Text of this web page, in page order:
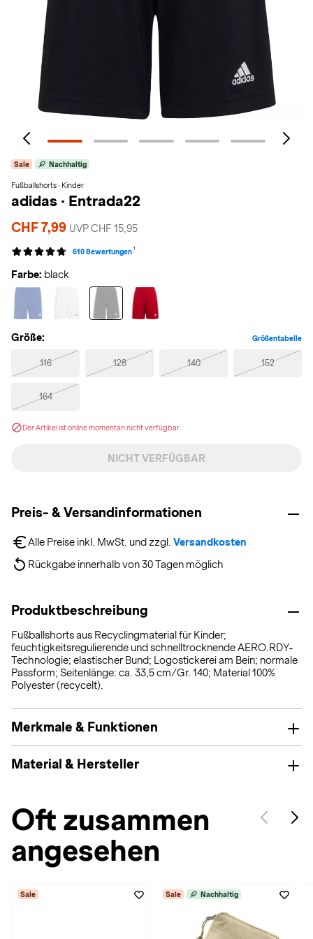
Sale Nachhaltig
Fußballshorts · Kinder
adidas · Entrada22
CHF 7,99 UVP CHF 15,95
610 Bewertungen 1
Farbe: black
Größe: Größentabelle
116 128 140 152
164
Der Artikel ist online momentan nicht verfügbar.
NICHT VERFÜGBAR
Preis- & Versandinformationen
Alle Preise inkl. MwSt. und zzgl. Versandkosten
Rückgabe innerhalb von 30 Tagen möglich
Produktbeschreibung
Fußballshorts aus Recyclingmaterial für Kinder;
feuchtigkeitsregulierende und schnelltrocknende AERO.RDY-
Technologie; elastischer Bund; Logostickerei am Bein; normale
Passform; Seitenlänge: ca. 33,5 cm/Gr. 140; Material 100%
Polyester (recycelt).
Merkmale & Funktionen
Material & Hersteller
Oft zusammen
angesehen
Sale Sale Nachhaltig